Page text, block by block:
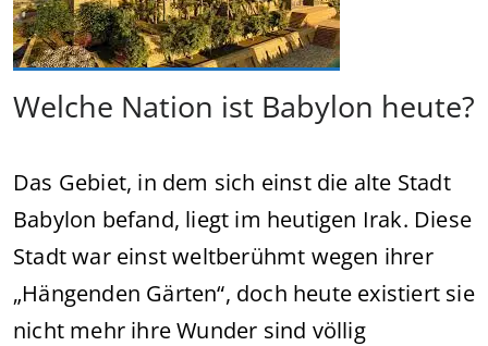
Welche Nation ist Babylon heute?
Das Gebiet, in dem sich einst die alte Stadt
Babylon befand, liegt im heutigen Irak. Diese
Stadt war einst weltberühmt wegen ihrer
„Hängenden Gärten“, doch heute existiert sie
nicht mehr ihre Wunder sind völlig